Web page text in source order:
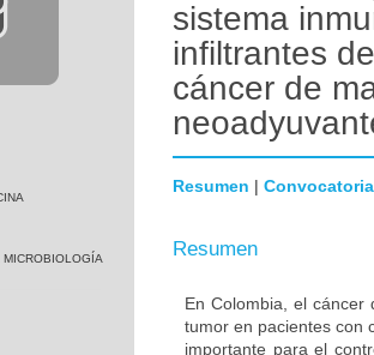
MICROBIOLOGÍA
sistema
infiltrantes
cáncer de
Resumen | Convocatoria
Resumen
En Colombia, el
tumor en pacientes con
importante para el